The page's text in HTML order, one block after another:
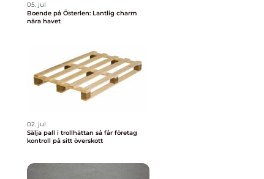
05. jul
Boende på Österlen: Lantlig charm
nära havet
02. jul
Sälja pall i trollhättan så får företag
kontroll på sitt överskott